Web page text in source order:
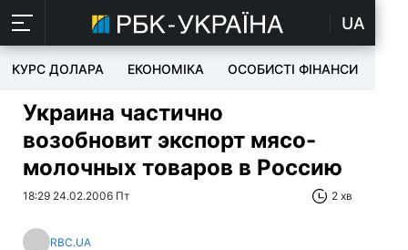
UA
КУРС ДОЛАРА ЕКОНОМІКА ОСОБИСТІ ФІНАНСИ
Украина частично
возобновит экспорт мясо-
молочных товаров в Россию
18:29 24.02.2006 Пт 2 хв
RBC.UA